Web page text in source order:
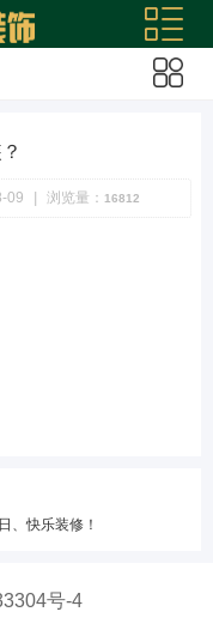
09 | 浏览量：16812
、快乐装修！
号-4